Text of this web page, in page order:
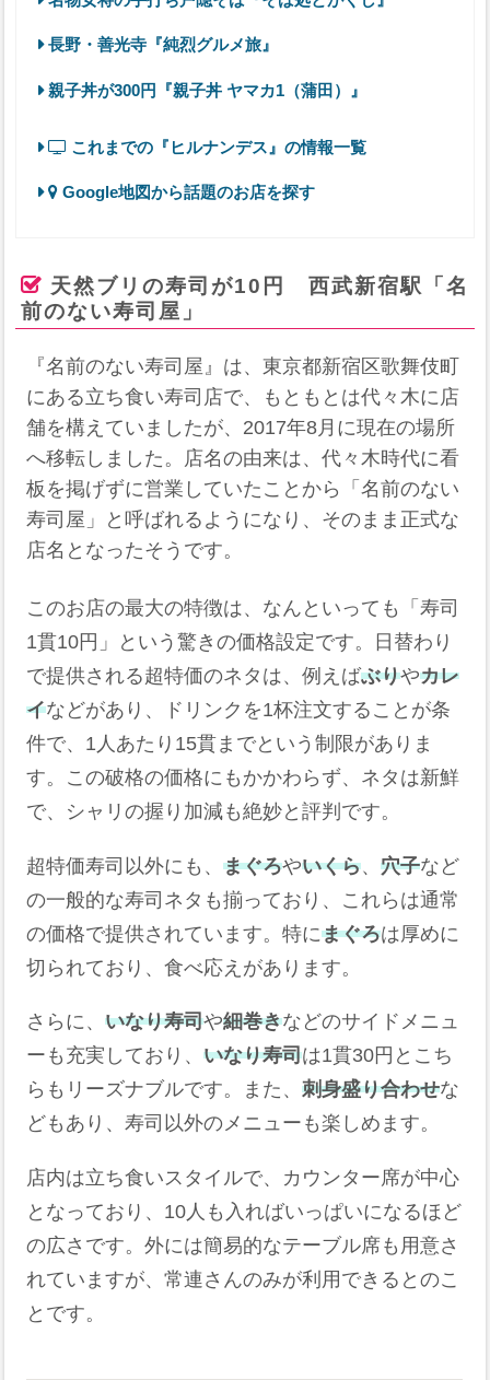
長野・善光寺『純烈グルメ旅』
親子丼が300円『親子丼 ヤマカ1（蒲田）』
これまでの『ヒルナンデス』の情報一覧
Google地図から話題のお店を探す
天然ブリの寿司が10円 西武新宿駅「名
前のない寿司屋」
『名前のない寿司屋』は、東京都新宿区歌舞伎町
にある立ち食い寿司店で、もともとは代々木に店
舗を構えていましたが、2017年8月に現在の場所
へ移転しました。店名の由来は、代々木時代に看
板を掲げずに営業していたことから「名前のない
寿司屋」と呼ばれるようになり、そのまま正式な
店名となったそうです。
このお店の最大の特徴は、なんといっても「寿司
1貫10円」という驚きの価格設定です。日替わり
で提供される超特価のネタは、例えばぶりやカレ
イなどがあり、ドリンクを1杯注文することが条
件で、1人あたり15貫までという制限がありま
す。この破格の価格にもかかわらず、ネタは新鮮
で、シャリの握り加減も絶妙と評判です。
超特価寿司以外にも、まぐろやいくら、穴子など
の一般的な寿司ネタも揃っており、これらは通常
の価格で提供されています。特にまぐろは厚めに
切られており、食べ応えがあります。
さらに、いなり寿司や細巻きなどのサイドメニュ
ーも充実しており、いなり寿司は1貫30円とこち
らもリーズナブルです。また、刺身盛り合わせな
どもあり、寿司以外のメニューも楽しめます。
店内は立ち食いスタイルで、カウンター席が中心
となっており、10人も入ればいっぱいになるほど
の広さです。外には簡易的なテーブル席も用意さ
れていますが、常連さんのみが利用できるとのこ
とです。